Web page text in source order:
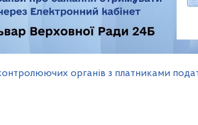
органів з платниками